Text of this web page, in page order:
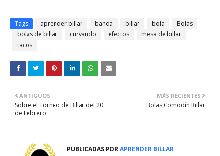
Tags aprender billar banda billar bola
Bolas
bolas de billar
curvando efectos
mesa de billar
tacos
MÁS RECIENTES
Bolas Comodín Billar
ANTIGUOS
Sobre el Torneo de Billar del 20
de Febrero
PUBLICADAS PORAPRENDER BILLAR